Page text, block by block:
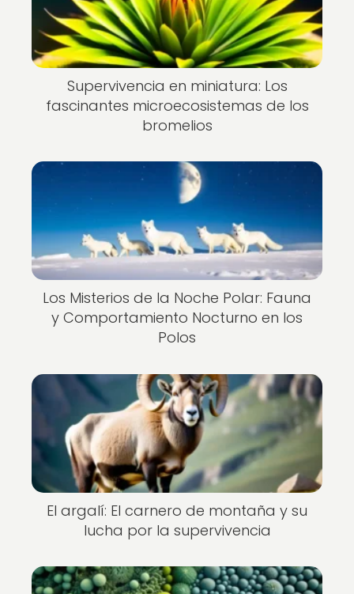
Supervivencia en miniatura: Los
fascinantes microecosistemas de los
bromelios
Los Misterios de la Noche Polar: Fauna
y Comportamiento Nocturno en los
Polos
El argalí: El carnero de montaña y su
lucha por la supervivencia